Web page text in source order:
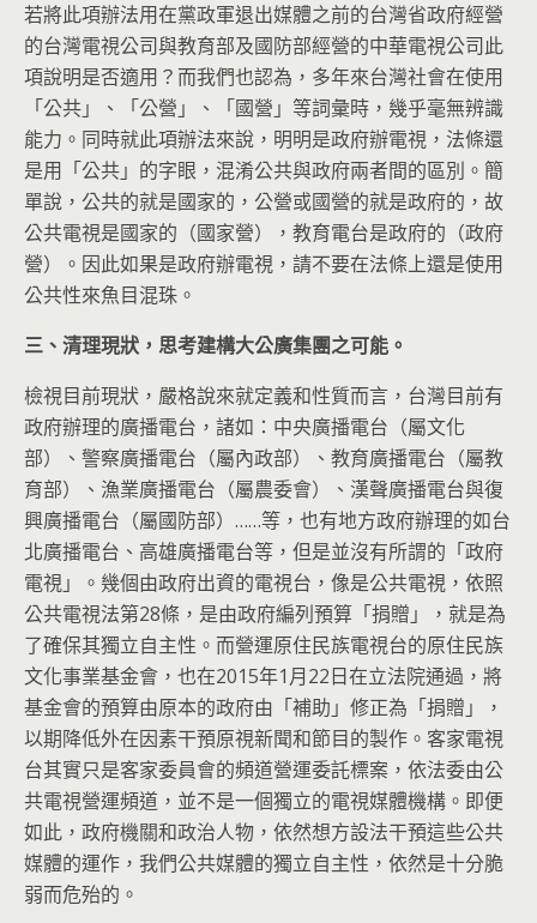
若將此項辦法用在黨政軍退出媒體之前的台灣省政府經營
的台灣電視公司與教育部及國防部經營的中華電視公司此
項說明是否適用？而我們也認為，多年來台灣社會在使用
「公共」、「公營」、「國營」等詞彙時，幾乎毫無辨識
能力。同時就此項辦法來說，明明是政府辦電視，法條還
是用「公共」的字眼，混淆公共與政府兩者間的區別。簡
單說，公共的就是國家的，公營或國營的就是政府的，故
公共電視是國家的（國家營），教育電台是政府的（政府
營）。因此如果是政府辦電視，請不要在法條上還是使用
公共性來魚目混珠。
三、清理現狀，思考建構大公廣集團之可能。
檢視目前現狀，嚴格說來就定義和性質而言，台灣目前有
政府辦理的廣播電台，諸如：中央廣播電台（屬文化
部）、警察廣播電台（屬內政部）、教育廣播電台（屬教
育部）、漁業廣播電台（屬農委會）、漢聲廣播電台與復
興廣播電台（屬國防部）……等，也有地方政府辦理的如台
北廣播電台、高雄廣播電台等，但是並沒有所謂的「政府
電視」。幾個由政府出資的電視台，像是公共電視，依照
公共電視法第28條，是由政府編列預算「捐贈」，就是為
了確保其獨立自主性。而營運原住民族電視台的原住民族
文化事業基金會，也在2015年1月22日在立法院通過，將
基金會的預算由原本的政府由「補助」修正為「捐贈」，
以期降低外在因素干預原視新聞和節目的製作。客家電視
台其實只是客家委員會的頻道營運委託標案，依法委由公
共電視營運頻道，並不是一個獨立的電視媒體機構。即便
如此，政府機關和政治人物，依然想方設法干預這些公共
媒體的運作，我們公共媒體的獨立自主性，依然是十分脆
弱而危殆的。